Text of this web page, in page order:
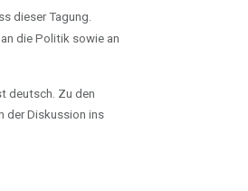
dieser Tagung.
die Politik sowie an
deutsch. Zu den
der Diskussion ins